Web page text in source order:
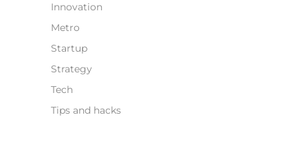
Innovation
Metro
Startup
Strategy
Tech
Tips and hacks